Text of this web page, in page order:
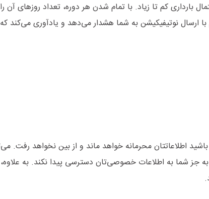
بارداری کم تا زیاد. با تمام شدن هر دوره، تعداد روزهای آن
ارسال نوتیفیکیشن به شما هشدار می‌دهد و یادآوری می‌کند
اطلاعاتتان محرمانه خواهد ماند و از بین نخواهد رفت.
جز شما به اطلاعات خصوصی‌تان دسترسی پیدا نکند. به